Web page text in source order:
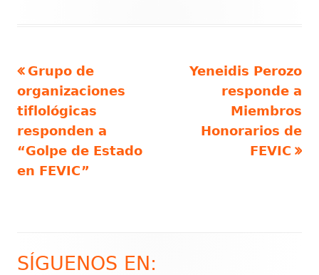
Navegación
de
entradas
Artículo
anterior
Grupo de
organizaciones
tiflológicas
responden a
“Golpe de Estado
en FEVIC”
Artículo
siguiente
Yeneidis Perozo
responde a
Miembros
Honorarios de
FEVIC
Barra
SÍGUENOS EN: